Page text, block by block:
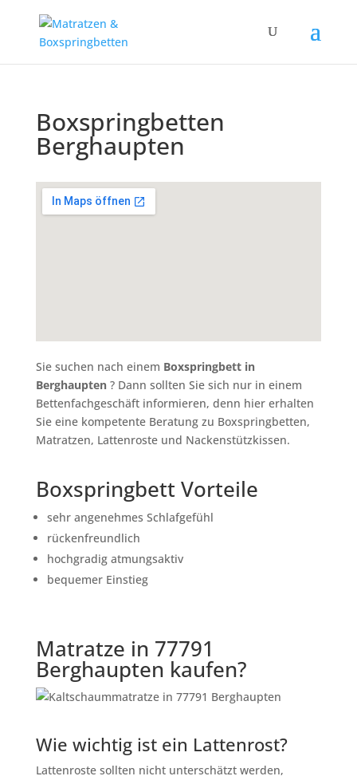
Boxspringbetten
Berghaupten
Sie suchen nach einem Boxspringbett in
Berghaupten? Dann sollten Sie sich nur in einem
Bettenfachgeschäft informieren, denn hier erhalten
Sie eine kompetente Beratung zu Boxspringbetten,
Matratzen, Lattenroste und Nackenstützkissen.
Boxspringbett Vorteile
sehr angenehmes Schlafgefühl
rückenfreundlich
hochgradig atmungsaktiv
bequemer Einstieg
Matratze in 77791
Berghaupten kaufen?
Wie wichtig ist ein Lattenrost?
Lattenroste sollten nicht unterschätzt werden,